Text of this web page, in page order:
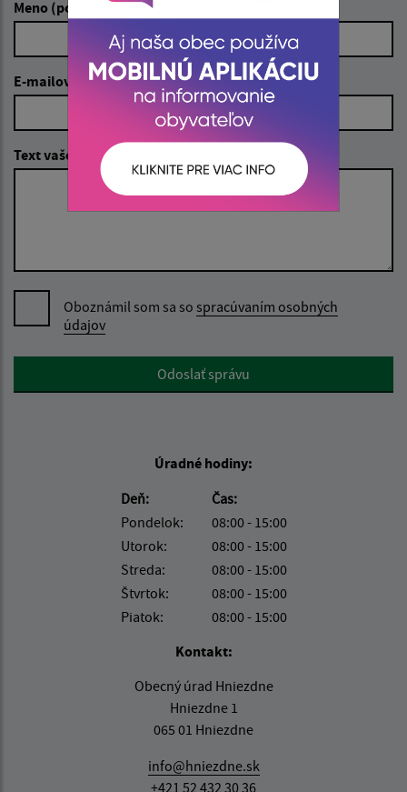
Životné prostredie
Evidencia samostatne hospodáriacich roľníkov (SHR)
Evidencia psov
Cenník
Meno (povinné)
E-mailová adresa (povinné)
Text vašej správy (povinné)
Oboznámil som sa so spracúvaním osobných
údajov
Google reCaptcha ResponseOdoslať správu
Úradné hodiny:
Deň:
Čas:
Pondelok:
08:00 - 15:00
Utorok:
08:00 - 15:00
Streda:
08:00 - 15:00
Štvrtok:
08:00 - 15:00
Piatok:
08:00 - 15:00
Kontakt:
Obecný úrad Hniezdne
Hniezdne 1
065 01 Hniezdne
info@hniezdne.sk
+421 52 432 30 36